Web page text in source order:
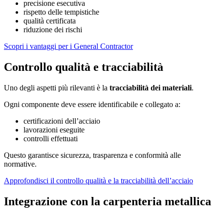
precisione esecutiva
rispetto delle tempistiche
qualità certificata
riduzione dei rischi
Scopri i vantaggi per i General Contractor
Controllo qualità e tracciabilità
Uno degli aspetti più rilevanti è la tracciabilità dei materiali.
Ogni componente deve essere identificabile e collegato a:
certificazioni dell’acciaio
lavorazioni eseguite
controlli effettuati
Questo garantisce sicurezza, trasparenza e conformità alle
normative.
Approfondisci il controllo qualità e la tracciabilità dell’acciaio
Integrazione con la carpenteria metallica